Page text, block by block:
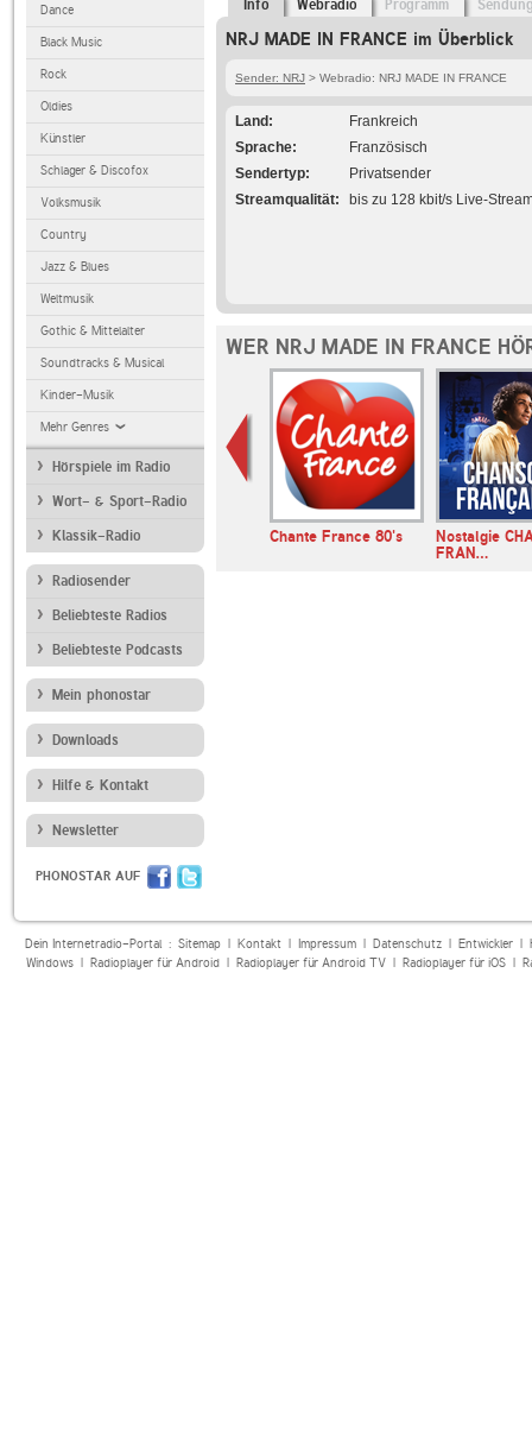
Dance
Black Music
Rock
Oldies
Künstler
Schlager & Discofox
Volksmusik
Country
Jazz & Blues
Weltmusik
Gothic & Mittelalter
Soundtracks & Musical
Kinder-Musik
Mehr Genres
Hörspiele im Radio
Wort- & Sport-Radio
Klassik-Radio
Radiosender
Beliebteste Radios
Beliebteste Podcasts
Mein phonostar
Downloads
Hilfe & Kontakt
Newsletter
PHONOSTAR AUF
Info Webradio Programm
NRJ MADE IN FRANCE im Überblick
Sender: NRJ > Webradio: NRJ MADE IN FRANCE
Land
Frankreich
Sprache
Französisch
Sendertyp
Privatsender
Streamqualität
bis zu 128 kbit/s Live-
WER NRJ MADE IN FRANCE
Hits Radio Béton Chante France 80's
Nostalgie
FRAN…
Dein Internetradio-Portal : Sitemap| Kontakt| Impressum| Datenschutz| Entwickler|
Windows| Radioplayer für Android| Radioplayer für Android TV| Radioplayer für iOS|